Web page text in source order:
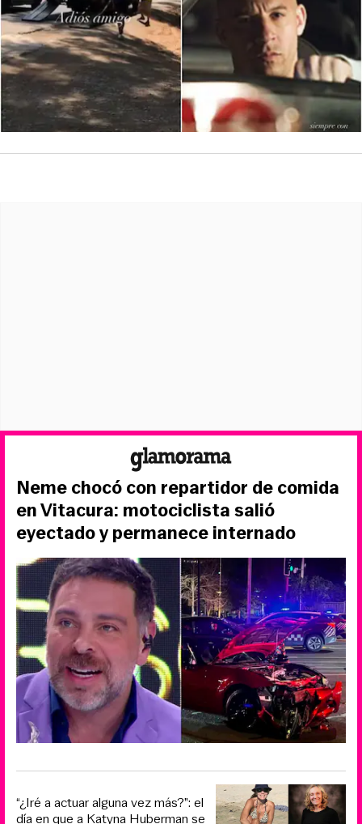
Neme chocó con repartidor de comida
en Vitacura: motociclista salió
eyectado y permanece internado
“¿Iré a actuar alguna vez más?”: el
día en que a Katyna Huberman se